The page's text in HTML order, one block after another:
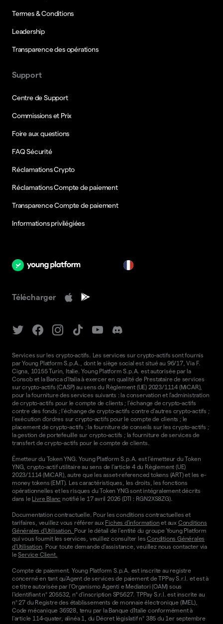
Termes & Conditions
Leadership
Transparence des opérations
Support
Centre de Support
Commissions et Prix
Foire aux questions
FAQ Sécurité
Réclamations Crypto
Réclamations Compte de paiement
Transparence Compte de paiement
Informations privilégiées
Télécharger
Services sur les crypto-actifs. Les services sur crypto-actifs sont fournis
par Young Platform S.p.A., dont le siège social est situé au 96/17, Via F.
Cigna, 10155 Turin, Italie. Young Platform S.p.A. est autorisée par la
Consob et la Banca d'Italia à exercer en qualité de Prestataire de services
sur crypto-actifs (CASP) au sens du Règlement (UE) 2023/1114 (MiCAR),
pour la fourniture des services suivants : la conservation et l'administration
de crypto-actifs pour le compte de clients ; l'échange de crypto-actifs
contre des fonds ; l'échange de crypto-actifs contre d'autres crypto-actifs ;
l'exécution d'ordres sur crypto-actifs pour le compte de clients ; le
placement de crypto-actifs ; la fourniture de conseils sur les crypto-actifs ;
la gestion de portefeuille sur crypto-actifs ; la fourniture de services de
transfert de crypto-actifs pour le compte de clients.
Émetteur du Token YNG. Young Platform S.p.A. est l'émetteur du Token
YNG, crypto-actif utilitaire au sens de l'article 4 du Règlement (UE)
2023/1114 (MiCAR), autre que les asset-referenced tokens (ART) et les e-
money tokens (EMT). Les caractéristiques, les droits, les fonctions
opérationnelles et les risques du Token YNG sont intégralement décrits
dans le Livre Blanc notifié le 17 avril 2026 (DTI : RGN2XS8ZG).
Documentation contractuelle. Pour les conditions contractuelles et
tarifaires, veuillez vous référer aux Fiches d'information et aux Conditions
Générales d'Utilisation. Pour le détail de l'entité du groupe Young Platform
qui vous fournit les services, veuillez consulter lesConditions Générales
d'Utilisation. Pour toute demande d'assistance, veuillez nous contacter via
leService Client.
Compte de paiement. Young Platform S.p.A. est inscrite au registre
concerné en tant qu'Agent de services de paiement de TPPay S.r.l. et est à
ce titre autorisée par l'Organismo Agenti e Mediatori (OAM) sous
l'identifiant n° 205532, n° d'inscription SP5627. TPPay S.r.l. est inscrite au
n° 27 du Registre des établissements de monnaie électronique (IMEL),
Code mécanique 36928, tenu par la Banque d'Italie conformément à
l'article 114-quater, alinéa 1, du Décret législatif n° 385 du 1er septembre